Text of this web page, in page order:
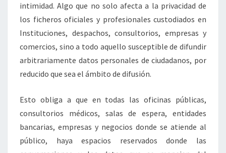
intimidad. Algo que no solo afecta a la privacidad de
los ficheros oficiales y profesionales custodiados en
Instituciones, despachos, consultorios, empresas y
comercios, sino a todo aquello susceptible de difundir
arbitrariamente datos personales de ciudadanos, por
reducido que sea el ámbito de difusión.
Esto obliga a que en todas las oficinas públicas,
consultorios médicos, salas de espera, entidades
bancarias, empresas y negocios donde se atiende al
público, haya espacios reservados donde las